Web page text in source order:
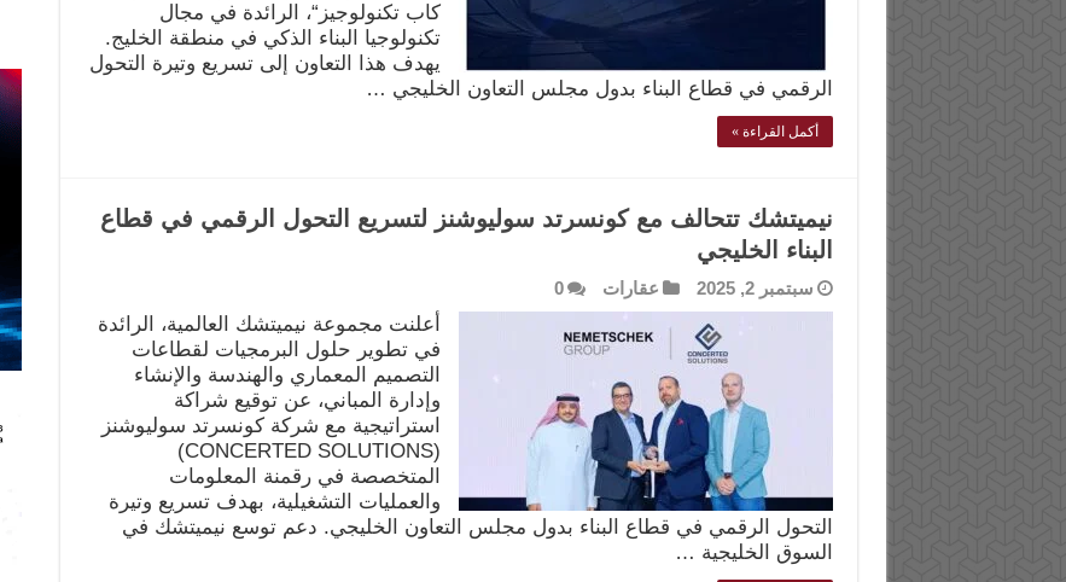
كاب تكنولوجيز“، الرائدة في مجال
تكنولوجيا البناء الذكي في منطقة الخليج.
يهدف هذا التعاون إلى تسريع وتيرة التحول
الرقمي في قطاع البناء بدول مجلس التعاون الخليجي …
أكمل القراءة »
نيميتشك تتحالف مع كونسرتد سوليوشنز لتسريع التحول الرقمي في قطاع
البناء الخليجي
سبتمبر 2, 2025 عقارات 0
أعلنت مجموعة نيميتشك العالمية، الرائدة
في تطوير حلول البرمجيات لقطاعات
التصميم المعماري والهندسة والإنشاء
وإدارة المباني، عن توقيع شراكة
استراتيجية مع شركة كونسرتد سوليوشنز
(CONCERTED SOLUTIONS)
المتخصصة في رقمنة المعلومات
والعمليات التشغيلية، بهدف تسريع وتيرة
التحول الرقمي في قطاع البناء بدول مجلس التعاون الخليجي. دعم توسع نيميتشك في
السوق الخليجية …